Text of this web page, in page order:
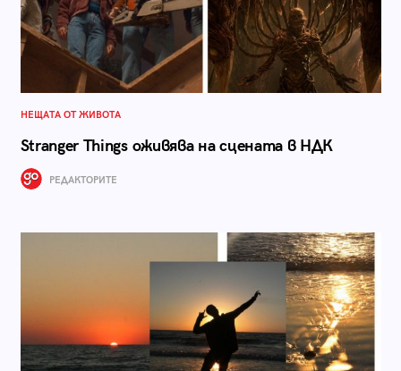
НЕЩАТА ОТ ЖИВОТА
Stranger Things оживява на сцената в НДК
РЕДАКТОРИТЕ